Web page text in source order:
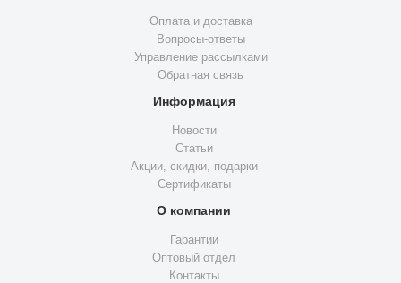
Оплата и доставка
Вопросы-ответы
Управление рассылками
Обратная связь
Информация
Новости
Статьи
Акции, скидки, подарки
Сертификаты
О компании
Гарантии
Оптовый отдел
Контакты